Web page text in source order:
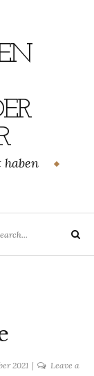
haben
Search
2021
Leave a